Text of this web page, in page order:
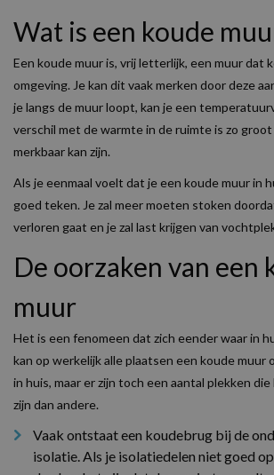
Wat is een koude
Een koude muur is, vrij letterlijk, een muur dat
omgeving. Je kan dit vaak merken door deze
je langs de muur loopt, kan je een
verschil met de warmte in de ruimte is zo
merkbaar kan zijn.
Als je eenmaal voelt dat je een koude muur in
goed teken. Je zal meer moeten stoken
verloren gaat en je zal last krijgen van
De oorzaken van een
muur
Het is een fenomeen dat zich eender waar in
kan op werkelijk alle plaatsen een koude muur
in huis, maar er zijn toch een aantal plekken
zijn dan andere.
Vaak ontstaat een koudebrug bij de
isolatie. Als je isolatiedelen niet goed